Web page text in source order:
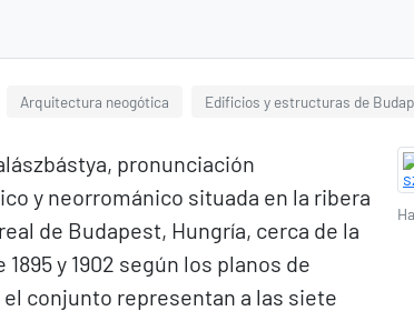
Arquitectura neogótica Edificios y estructuras de
pronunciación
y neorrománico situada en la ribera
de Budapest, Hungría, cerca de la
y 1902 según los planos de
conjunto representan a las siete